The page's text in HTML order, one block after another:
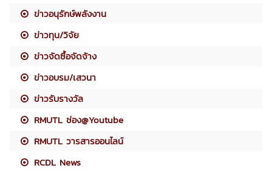
ข่าวอนุรักษ์พลังงาน
ข่าวทุน/วิจัย
ข่าวจัดซื้อจัดจ้าง
ข่าวอบรม/เสวนา
ข่าวรับรางวัล
RMUTL ช่อง@Youtube
RMUTL วารสารออนไลน์
RCDL News